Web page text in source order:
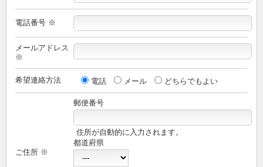
電話番号 ※
メールアドレス
※
希望連絡方法 電話 メール どちらでもよい
ご住所 ※
郵便番号
住所が自動的に入力されます。
都道府県